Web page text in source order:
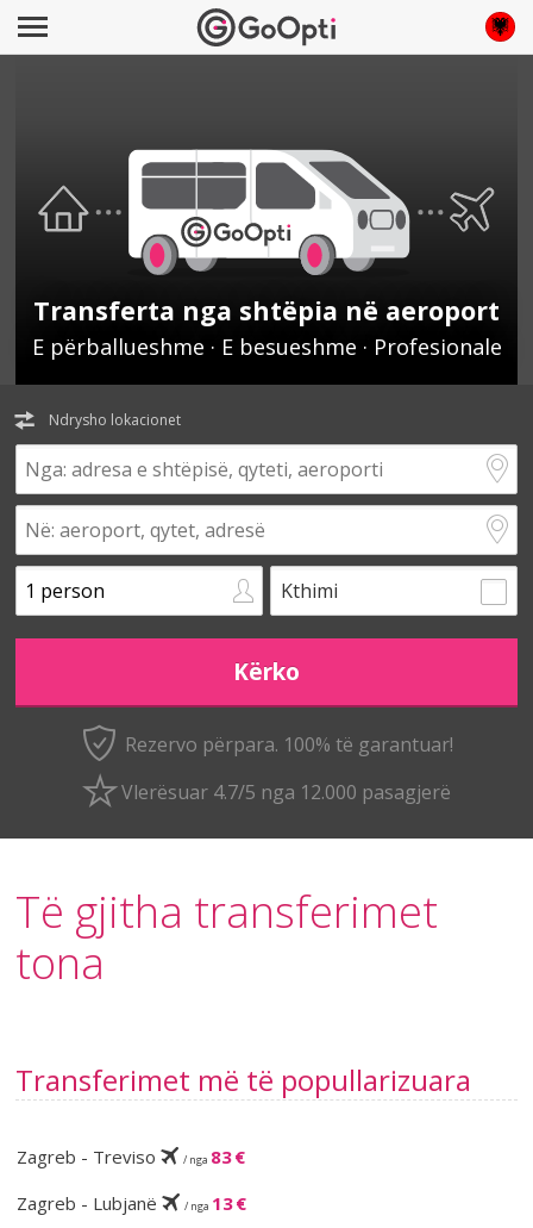
Transferta nga shtëpia në aeroport
E përballueshme · E besueshme · Profesionale
Ndrysho lokacionet
Kthimi
Rezervo përpara. 100% të garantuar!
Vlerësuar 4.7/5 nga 12.000 pasagjerë
Të gjitha transferimet
tona
Transferimet më të popullarizuara
Zagreb - Treviso / nga 83 €
Zagreb - Lubjanë
/ nga 13 €